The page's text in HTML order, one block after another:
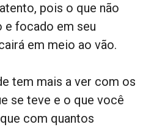
pois o que não
e focado em seu
em meio ao vão.
tem mais a ver com os
se teve e o que você
com quantos